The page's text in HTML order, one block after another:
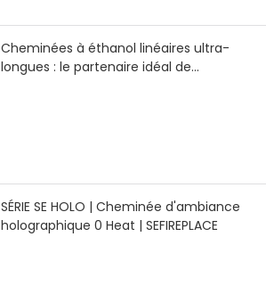
Cheminées à éthanol linéaires ultra-
longues : le partenaire idéal de
SÉRIE SE HOLO | Cheminée d'ambiance
holographique 0 Heat | SEFIREPLACE